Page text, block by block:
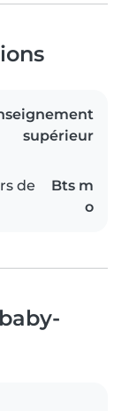
supérieur
de
Bts m
o